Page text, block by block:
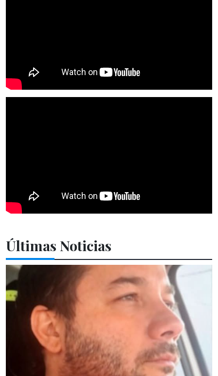
Últimas Noticias